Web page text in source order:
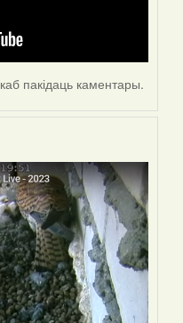
каб пакідаць каментары.